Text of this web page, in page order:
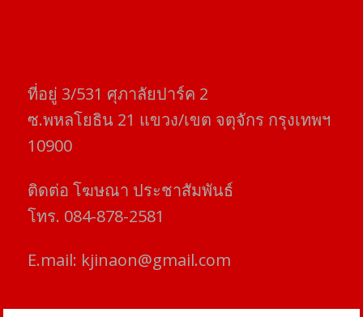
ที่อยู่​ 3/531​ ศุภาลัยปาร์ค​ 2
ซ.พหลโยธิน​ 21​ แขวง/เขต​ จตุจักร​ กรุงเทพฯ
10900
ติดต่อ​ โฆษณา​ ประชาสัมพันธ์
โทร​. 084-878-2581
E.mail: kjinaon@gmail.com